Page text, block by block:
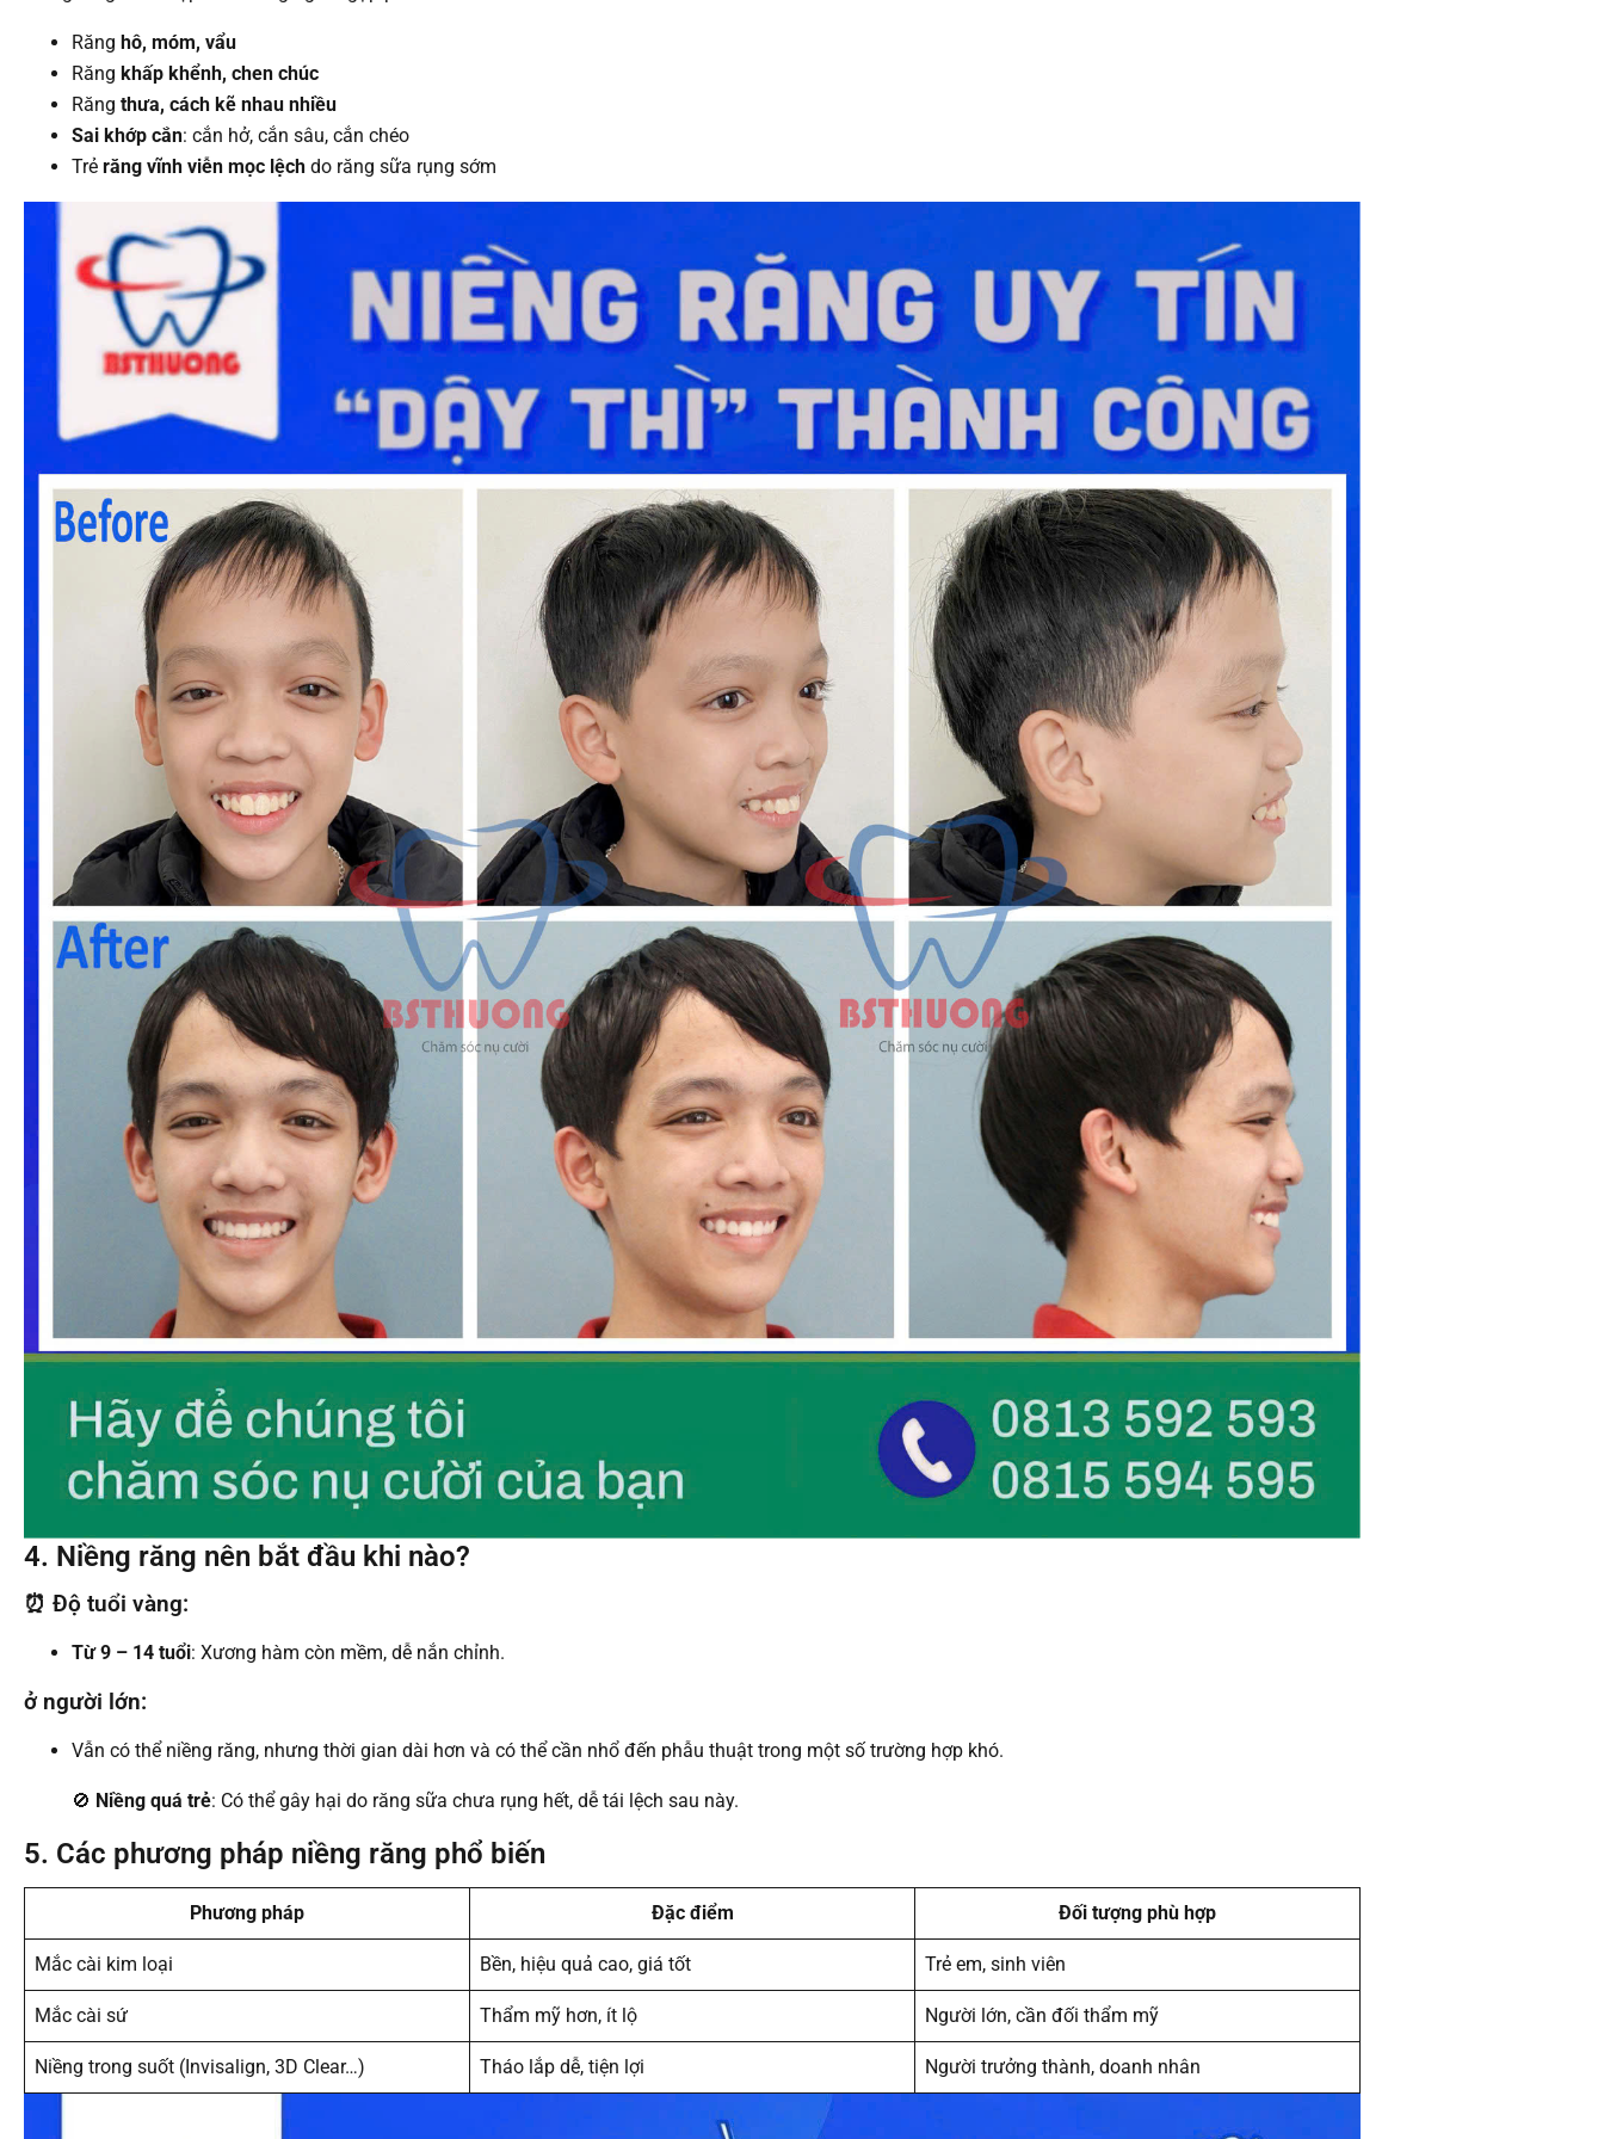
Răng hô, móm, vẩu
Răng khấp khểnh, chen chúc
Răng thưa, cách kẽ nhau nhiều
Sai khớp cắn: cắn hở, cắn sâu, cắn chéo
Trẻ răng vĩnh viễn mọc lệch do răng sữa rụng sớm
4. Niềng răng nên bắt đầu khi nào?
⏰ Độ tuổi vàng:
Từ 9 – 14 tuổi: Xương hàm còn mềm, dễ nắn chỉnh.
ở người lớn:
Vẫn có thể niềng răng, nhưng thời gian dài hơn và có thể cần nhổ đến phẫu thuật trong một số trường hợp khó.
🚫 Niềng quá trẻ: Có thể gây hại do răng sữa chưa rụng hết, dễ tái lệch sau này.
5. Các phương pháp niềng răng phổ biến
Phương pháp Đặc điểm Đối tượng phù hợp
Mắc cài kim loại Bền, hiệu quả cao, giá tốt Trẻ em, sinh viên
Mắc cài sứ Thẩm mỹ hơn, ít lộ Người lớn, cần đối thẩm mỹ
Niềng trong suốt (Invisalign, 3D Clear…) Tháo lắp dễ, tiện lợi Người trưởng thành, doanh nhân